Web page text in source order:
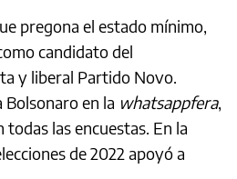
pregona el estado mínimo,
candidato del
y liberal Partido Novo.
en la whatsappfera,
las encuestas. En la
de 2022 apoyó a